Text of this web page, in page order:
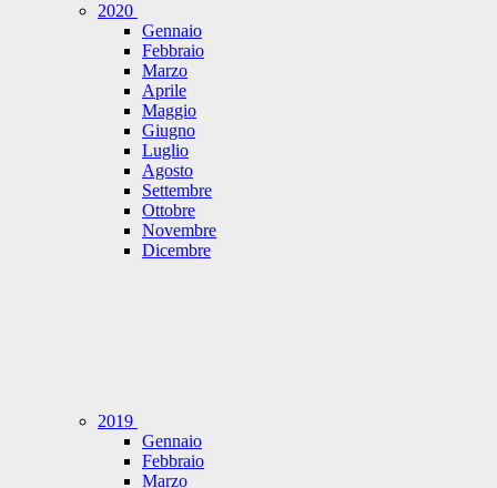
2020
Gennaio
Febbraio
Marzo
Aprile
Maggio
Giugno
Luglio
Agosto
Settembre
Ottobre
Novembre
Dicembre
2019
Gennaio
Febbraio
Marzo